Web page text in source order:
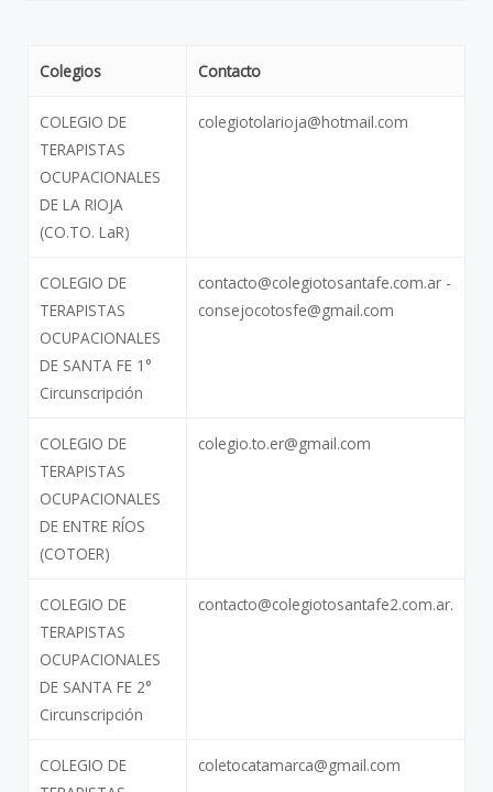
Colegios Contacto
COLEGIO DE
TERAPISTAS
OCUPACIONALES
DE LA RIOJA
(CO.TO. LaR)
colegiotolarioja@hotmail.com
COLEGIO DE
TERAPISTAS
OCUPACIONALES
DE SANTA FE 1°
Circunscripción
contacto@colegiotosantafe.com.ar -
consejocotosfe@gmail.com
COLEGIO DE
TERAPISTAS
OCUPACIONALES
DE ENTRE RÍOS
(COTOER)
colegio.to.er@gmail.com
COLEGIO DE
TERAPISTAS
OCUPACIONALES
DE SANTA FE 2°
Circunscripción
contacto@colegiotosantafe2.com.ar.
COLEGIO DE
coletocatamarca@gmail.com